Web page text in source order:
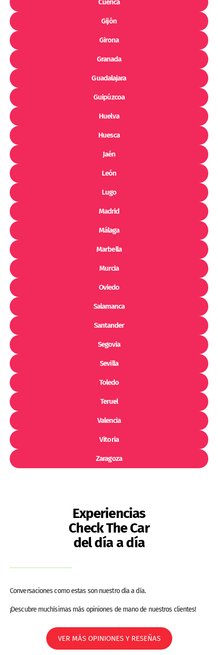
Cuenca
Gijón
Girona
Granada
Guadalajara
Guipúzcoa
Huelva
Huesca
Jaén
León
Lugo
Madrid
Málaga
Marbella
Murcia
Oviedo
Salamanca
Santander
Segovia
Sevilla
Toledo
Teruel
Valencia
Vitoria
Zaragoza
Experiencias
Check The Car
del día a día
Conversaciones como estas son nuestro día a día.
¡Descubre muchísimas más opiniones de mano de nuestros clientes!
VER MÁS OPINIONES Y RESEÑAS